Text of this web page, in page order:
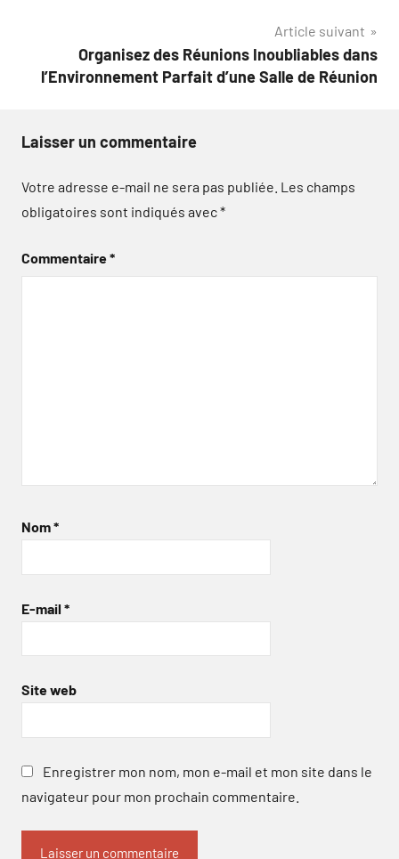
Article suivant
Organisez des Réunions Inoubliables dans
l’Environnement Parfait d’une Salle de Réunion
Laisser un commentaire
Votre adresse e-mail ne sera pas publiée. Les champs
obligatoires sont indiqués avec*
Commentaire*
Nom*
E-mail *
Site web
Enregistrer mon nom, mon e-mail et mon site dans le
navigateur pour mon prochain commentaire.